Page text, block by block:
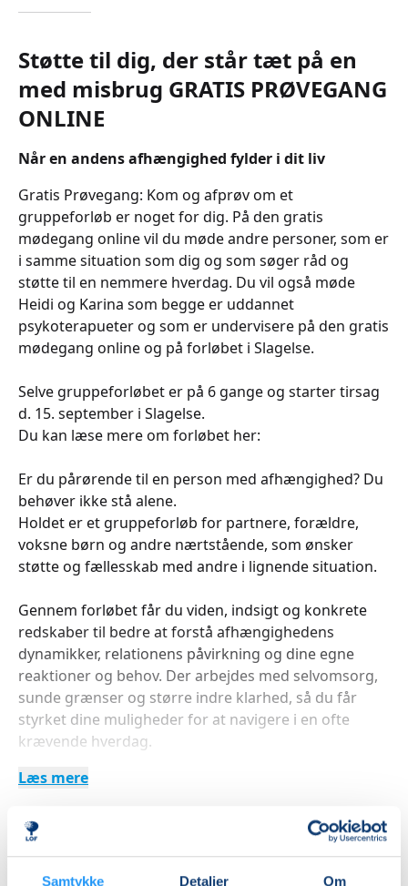
Samtykke Detaljer Om
Støtte til dig, der står tæt på en
med misbrug GRATIS PRØVEGANG
ONLINE
Når en andens afhængighed fylder i dit liv
Gratis Prøvegang: Kom og afprøv om et
gruppeforløb er noget for dig. På den gratis
mødegang online vil du møde andre personer, som er
i samme situation som dig og som søger råd og
støtte til en nemmere hverdag. Du vil også møde
Heidi og Karina som begge er uddannet
psykoterapueter og som er undervisere på den gratis
mødegang online og på forløbet i Slagelse.
Selve gruppeforløbet er på 6 gange og starter tirsag
d. 15. september i Slagelse.
Du kan læse mere om forløbet her:
Er du pårørende til en person med afhængighed? Du
behøver ikke stå alene.
Holdet er et gruppeforløb for partnere, forældre,
voksne børn og andre nærtstående, som ønsker
støtte og fællesskab med andre i lignende situation.
Gennem forløbet får du viden, indsigt og konkrete
redskaber til bedre at forstå afhængighedens
dynamikker, relationens påvirkning og dine egne
reaktioner og behov. Der arbejdes med selvomsorg,
sunde grænser og større indre klarhed, så du får
styrket dine muligheder for at navigere i en ofte
krævende hverdag.
Du bliver samtidig en del af et trygt og fortroligt
til refleksion, erfaringsudveksling og støtte – uden
Læs mere
Indlæser frie pladser...